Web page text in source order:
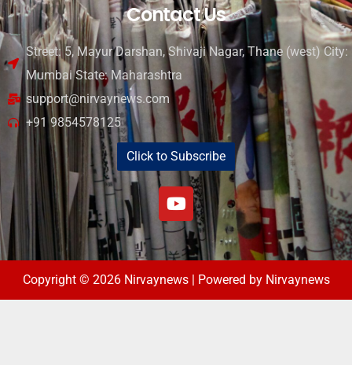
Contact Us
Street: 5, Mayur Darshan, Shivaji Nagar, Thane (west) City:
Mumbai State: Maharashtra
support@nirvaynews.com
+91 9854578125
Click to Subscribe
Copyright © 2026 Nirvaynews | Powered by Nirvaynews